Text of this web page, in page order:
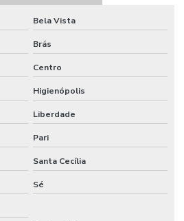
Em Cristal
Umidade
Umidade E Gases
Produtos
Bela Vista
Brás
Centro
Higienópolis
Liberdade
Pari
Santa Cecília
Sé